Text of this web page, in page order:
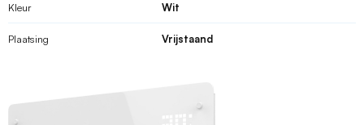
Kleur Wit
Plaatsing Vrijstaand